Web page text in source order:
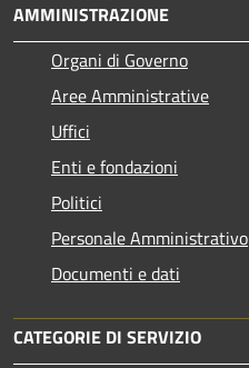
AMMINISTRAZIONE
Organi di Governo
Aree Amministrative
Uffici
Enti e fondazioni
Politici
Personale Amministrativo
Documenti e dati
CATEGORIE DI SERVIZIO